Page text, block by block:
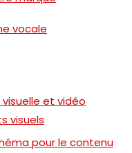
vocale
et vidéo
visuels
pour le contenu